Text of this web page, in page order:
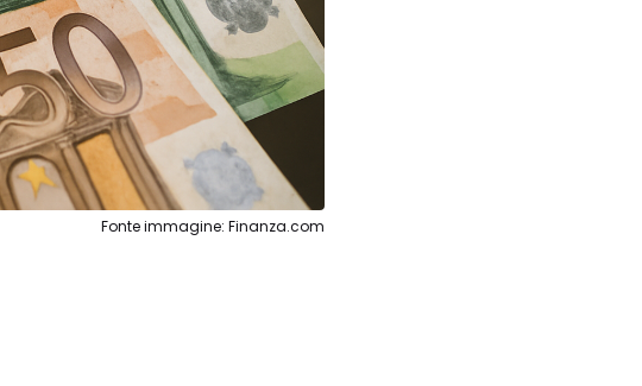
Fonte immagine: Finanza.com